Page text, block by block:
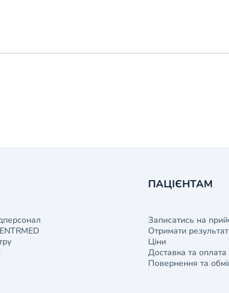
ПАЦІЄНТАМ
Записатись на
Отримати
Ціни
Доставка та оплата
Повернення та